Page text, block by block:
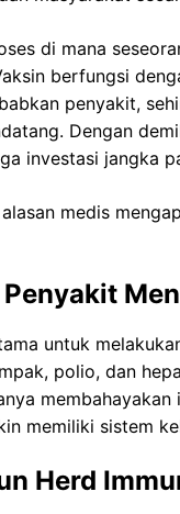
di mana
berfungsi
penyakit,
Dengan
investasi jangka
medis
Penyakit
untuk
polio, dan
memiliki sistem
Herd